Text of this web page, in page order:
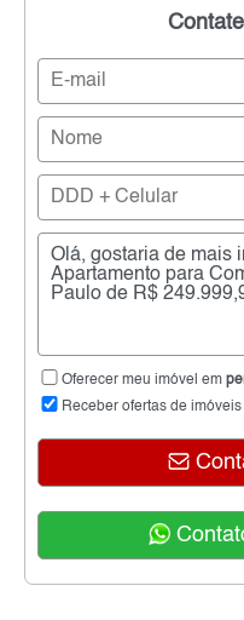
Oferecer meu imóvel em
Receber ofertas de